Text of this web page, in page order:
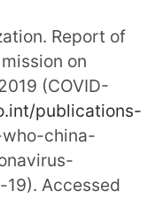
Report of
on
(COVID-
publications-
china-
Accessed